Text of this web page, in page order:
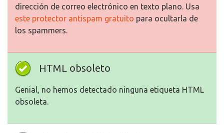
dirección de correo electrónico en texto plano. Usa
este protector antispam gratuito para ocultarla de
los spammers.
HTML obsoleto
Genial, no hemos detectado ninguna etiqueta HTML
obsoleta.